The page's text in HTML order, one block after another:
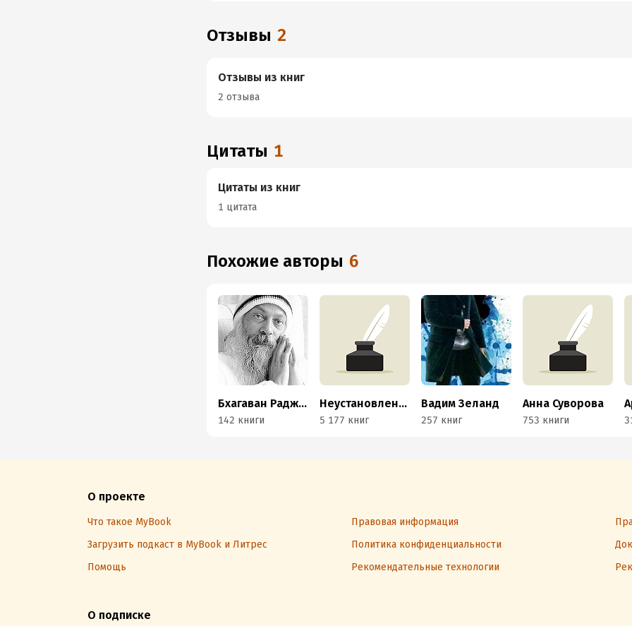
Отзывы 2
Отзывы из книг
2 отзыва
Цитаты 1
Цитаты из книг
1 цитата
Похожие авторы 6
Бхагаван Раджниш (Ошо)
142 книги
Неустановленный автор
5 177 книг
Вадим Зеланд
257 книг
Анна Суворова
753 книги
О проекте
Что такое MyBook Правовая информация
Загрузить подкаст в MyBook и Литрес
Политика конфиденциальности
Помощь
Рекомендательные технологии
О подписке